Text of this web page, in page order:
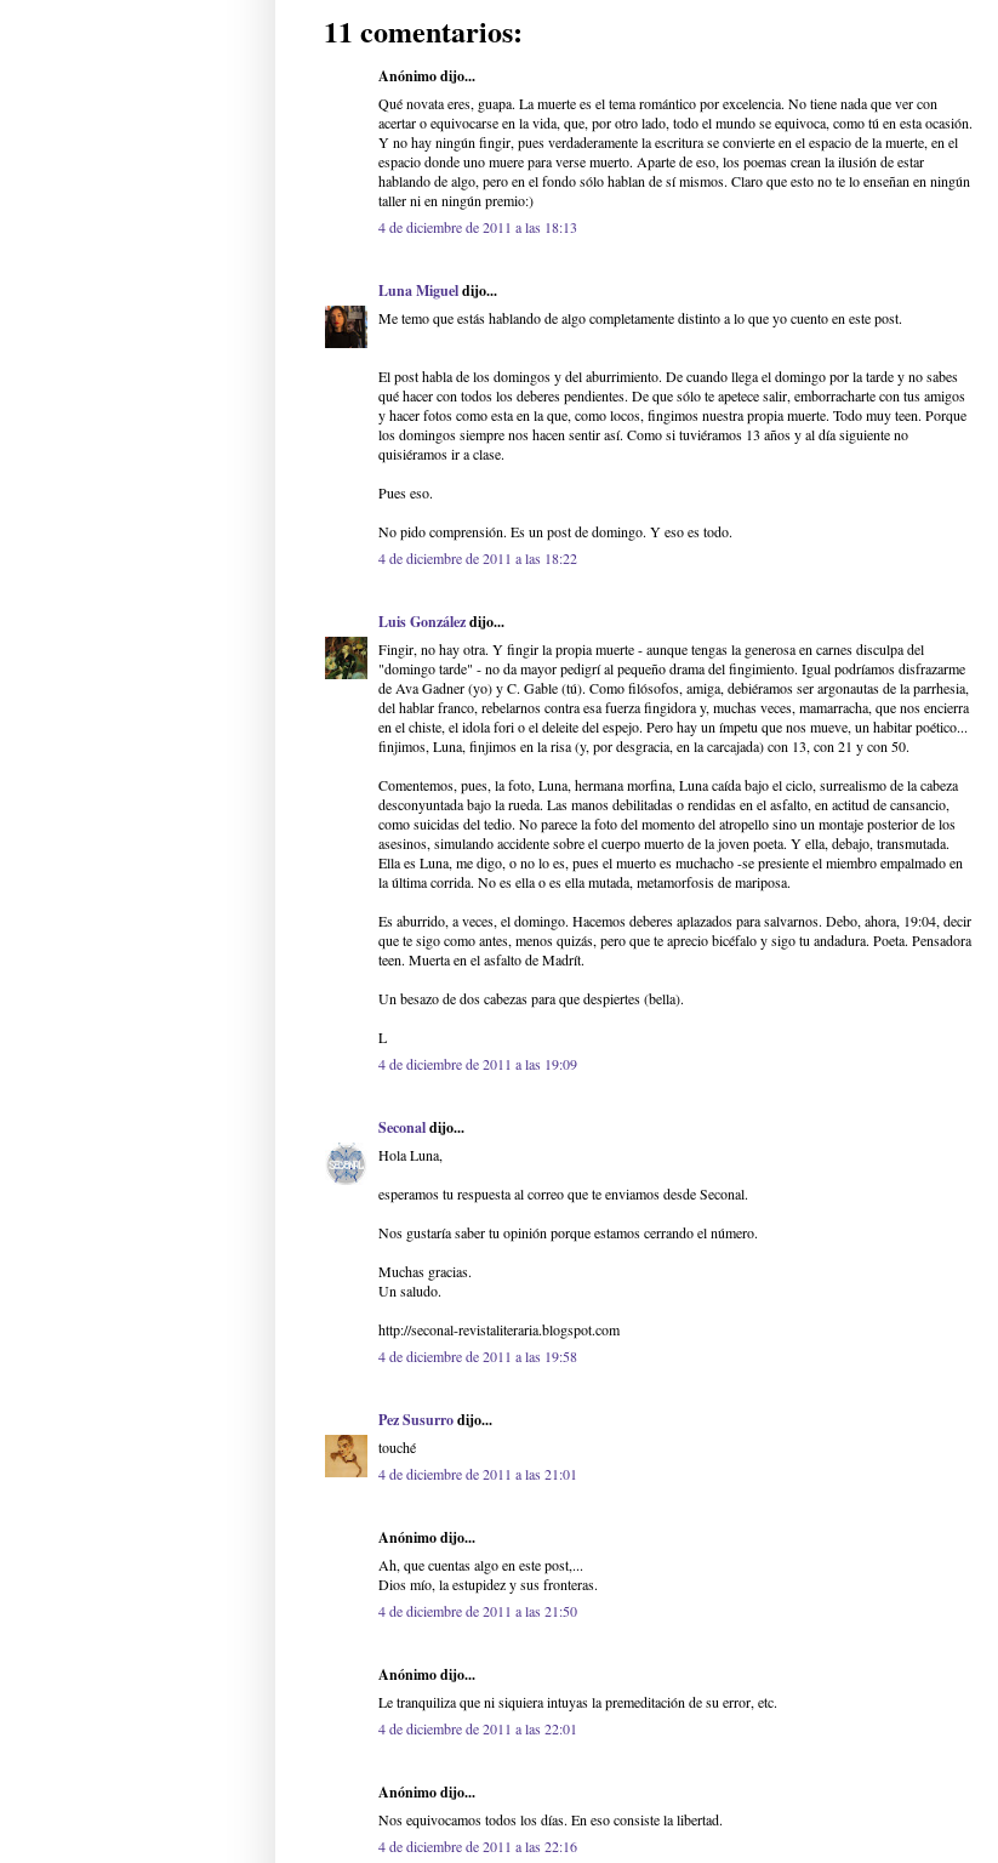
11 comentarios:
Anónimo dijo...
Qué novata eres, guapa. La muerte es el tema romántico por excelencia. No tiene nada que ver con
acertar o equivocarse en la vida, que, por otro lado, todo el mundo se equivoca, como tú en esta ocasión.
Y no hay ningún fingir, pues verdaderamente la escritura se convierte en el espacio de la muerte, en el
espacio donde uno muere para verse muerto. Aparte de eso, los poemas crean la ilusión de estar
hablando de algo, pero en el fondo sólo hablan de sí mismos. Claro que esto no te lo enseñan en ningún
taller ni en ningún premio:)
4 de diciembre de 2011 a las 18:13
Luna Migueldijo...
Me temo que estás hablando de algo completamente distinto a lo que yo cuento en este post.
El post habla de los domingos y del aburrimiento. De cuando llega el domingo por la tarde y no sabes
qué hacer con todos los deberes pendientes. De que sólo te apetece salir, emborracharte con tus amigos
y hacer fotos como esta en la que, como locos, fingimos nuestra propia muerte. Todo muy teen. Porque
los domingos siempre nos hacen sentir así. Como si tuviéramos 13 años y al día siguiente no
quisiéramos ir a clase.
Pues eso.
No pido comprensión. Es un post de domingo. Y eso es todo.
4 de diciembre de 2011 a las 18:22
Luis Gonzálezdijo...
Fingir, no hay otra. Y fingir la propia muerte - aunque tengas la generosa en carnes disculpa del
"domingo tarde" - no da mayor pedigrí al pequeño drama del fingimiento. Igual podríamos disfrazarme
de Ava Gadner (yo) y C. Gable (tú). Como filósofos, amiga, debiéramos ser argonautas de la parrhesia,
del hablar franco, rebelarnos contra esa fuerza fingidora y, muchas veces, mamarracha, que nos encierra
en el chiste, el idola fori o el deleite del espejo. Pero hay un ímpetu que nos mueve, un habitar poético...
finjimos, Luna, finjimos en la risa (y, por desgracia, en la carcajada) con 13, con 21 y con 50.
Comentemos, pues, la foto, Luna, hermana morfina, Luna caída bajo el ciclo, surrealismo de la cabeza
desconyuntada bajo la rueda. Las manos debilitadas o rendidas en el asfalto, en actitud de cansancio,
como suicidas del tedio. No parece la foto del momento del atropello sino un montaje posterior de los
asesinos, simulando accidente sobre el cuerpo muerto de la joven poeta. Y ella, debajo, transmutada.
Ella es Luna, me digo, o no lo es, pues el muerto es muchacho -se presiente el miembro empalmado en
la última corrida. No es ella o es ella mutada, metamorfosis de mariposa.
Es aburrido, a veces, el domingo. Hacemos deberes aplazados para salvarnos. Debo, ahora, 19:04, decir
que te sigo como antes, menos quizás, pero que te aprecio bicéfalo y sigo tu andadura. Poeta. Pensadora
teen. Muerta en el asfalto de Madrít.
Un besazo de dos cabezas para que despiertes (bella).
L
4 de diciembre de 2011 a las 19:09
Seconaldijo...
Hola Luna,
esperamos tu respuesta al correo que te enviamos desde Seconal.
Nos gustaría saber tu opinión porque estamos cerrando el número.
Muchas gracias.
Un saludo.
http://seconal-revistaliteraria.blogspot.com
4 de diciembre de 2011 a las 19:58
Pez Susurrodijo...
touché
4 de diciembre de 2011 a las 21:01
Anónimo dijo...
Ah, que cuentas algo en este post,...
Dios mío, la estupidez y sus fronteras.
4 de diciembre de 2011 a las 21:50
Anónimo dijo...
Le tranquiliza que ni siquiera intuyas la premeditación de su error, etc.
4 de diciembre de 2011 a las 22:01
Anónimo dijo...
Nos equivocamos todos los días. En eso consiste la libertad.
4 de diciembre de 2011 a las 22:16